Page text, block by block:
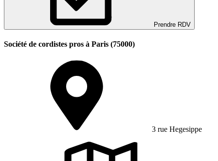
Prendre RDV
Société de cordistes pros à Paris (75000)
3 rue Hegesippe